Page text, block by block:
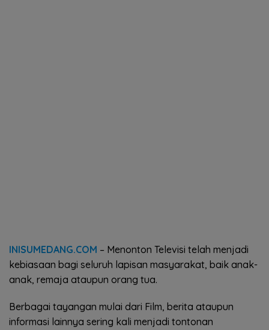
INISUMEDANG.COM – Menonton Televisi telah menjadi
kebiasaan bagi seluruh lapisan masyarakat, baik anak-
anak, remaja ataupun orang tua.
Berbagai tayangan mulai dari Film, berita ataupun
informasi lainnya sering kali menjadi tontonan